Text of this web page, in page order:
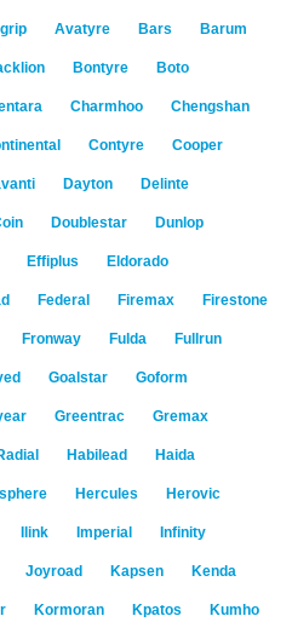
Avatyre Bars Barum
Bontyre Boto
Charmhoo Chengshan
Contyre Cooper
Dayton Delinte
Doublestar Dunlop
Effiplus Eldorado
Federal Firemax Firestone
Fronway Fulda Fullrun
Goalstar Goform
Greentrac Gremax
Habilead Haida
Hercules Herovic
Ilink Imperial Infinity
Joyroad Kapsen Kenda
Kormoran Kpatos Kumho